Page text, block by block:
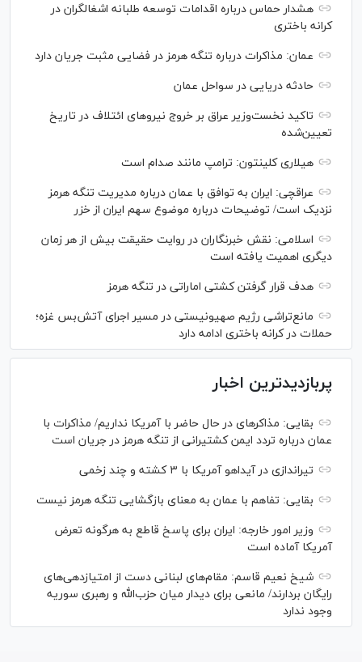
هشدار حماس درباره اقدامات توسعه طلبانه اشغالگران در
کرانه باختری
عمان: مذاکرات درباره تنگه هرمز در فضایی مثبت جریان دارد
حادثه دریایی در سواحل عمان
تاکید نخست‌وزیر عراق بر خروج نیروهای ائتلاف در تاریخ
تعیین‌شده
هیلاری کلینتون: ترامپ مانند صدام است
عراقچی: ایران به توافق با عمان درباره مدیریت تنگه هرمز
نزدیک است/ توضیحات درباره موضوع سهم ایران از خزر
اسلامی: نقش خبرنگاران در روایت حقیقت بیش از هر زمان
دیگری اهمیت یافته است
هدف قرار گرفتن کشتی اماراتی در تنگه هرمز
مانع‌تراشی رژیم صهیونیستی در مسیر اجرای آتش‌بس غزه؛
حملات در کرانه باختری ادامه دارد
پربازدیدترین اخبار
بقایی: مذاکره‎ای در حال حاضر با آمریکا نداریم/ مذاکرات با
عمان درباره تردد ایمن کشتیرانی از تنگه هرمز در جریان است
تیراندازی در آیداهو آمریکا با ۳ کشته و چند زخمی
بقایی: تفاهم با عمان به معنای بازگشایی تنگه هرمز نیست
وزیر امور خارجه: ایران برای پاسخ قاطع به هرگونه تعرض
آمریکا آماده است
شیخ نعیم قاسم: مقام‌های لبنانی دست از امتیازدهی‌های
رایگان بردارند/ مانعی برای دیدار میان حزب‌الله و رهبری سوریه
وجود ندارد